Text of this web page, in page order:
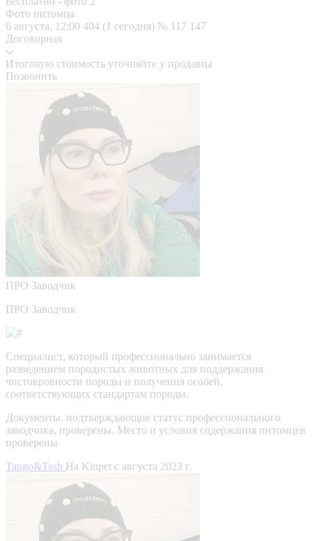
Фото питомца
6 августа, 12:00 404 (1 сегодня) № 117 147
Договорная
Итоговую стоимость уточняйте у продавца
Позвонить
ПРО Заводчик
ПРО Заводчик
Специалист, который профессионально занимается
разведением породистых животных для поддержания
чистокровности породы и получения особей,
соответствующих стандартам породы.
Документы, подтверждающие статус профессионального
заводчика, проверены. Место и условия содержания питомцев
проверены
Tango&Tash На Kinpet c августа 2023 г.